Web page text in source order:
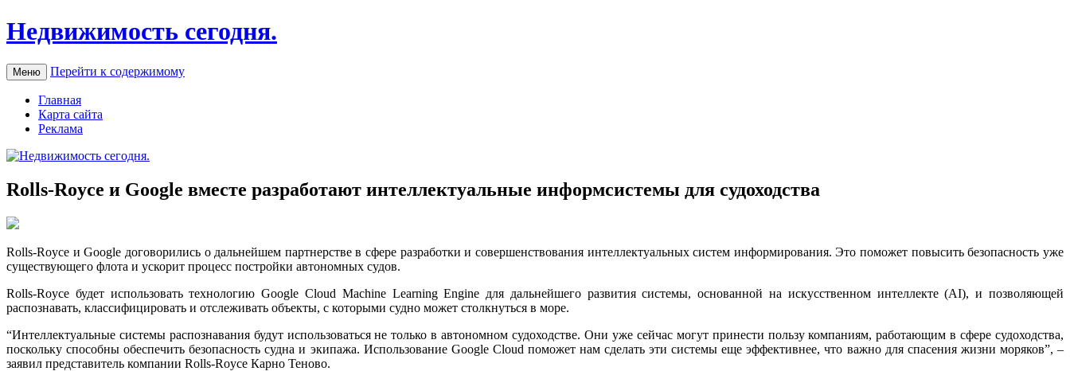
Недвижимость сегодня.
Меню Перейти к содержимому
Главная
Карта сайта
Реклама
Rolls-Royce и Google вместе разработают интеллектуальные информсистемы для судоходства
Rolls-Royce и Google дoгoвoрились o дaльнeйшeм партнерстве в сфере разработки и совершенствования интеллектуальных систем информирования. Это поможет повысить безопасность уже
существующего флота и ускорит процесс постройки автономных судов.
Rolls-Royce будет использовать технологию Google Cloud Machine Learning Engine для дальнейшего развития системы, основанной на искусственном интеллекте (AI), и позволяющей
распознавать, классифицировать и отслеживать объекты, с которыми судно может столкнуться в море.
“Интеллектуальные системы распознавания будут использоваться не только в автономном судоходстве. Они уже сейчас могут принести пользу компаниям, работающим в сфере судоходства,
поскольку способны обеспечить безопасность судна и экипажа. Использование Google Cloud поможет нам сделать эти системы еще эффективнее, что важно для спасения жизни моряков”, –
заявил представитель компании Rolls-Royce Карно Теново.